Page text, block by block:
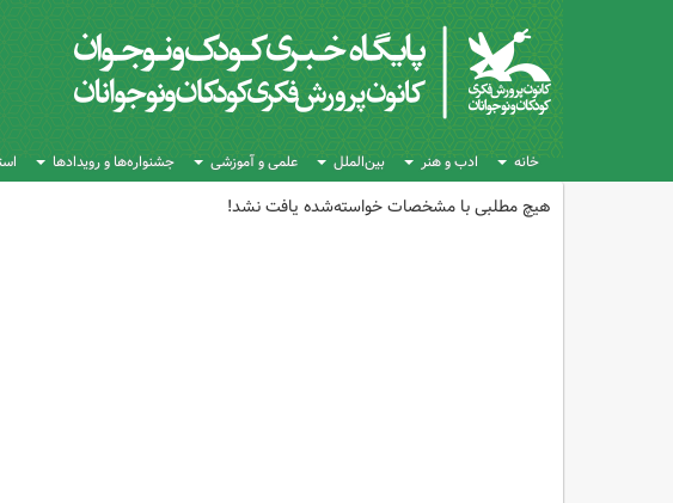
خانه ادب و هنر بین‌الملل علمی و آموزشی جشنواره‌ها و رویدادها
هیچ مطلبی با مشخصات خواسته‌شده یافت نشد!